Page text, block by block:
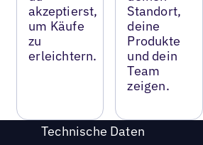
akzeptierst,
um Käufe
zu
erleichtern.
Standort,
deine
Produkte
und dein
Team
zeigen.
Technische Daten